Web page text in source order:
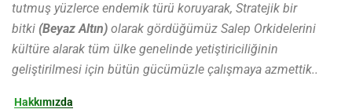
tutmuş yüzlerce endemik türü koruyarak, Stratejik bir
bitki (Beyaz Altın) olarak gördüğümüz Salep Orkidelerini
kültüre alarak tüm ülke genelinde yetiştiriciliğinin
geliştirilmesi için bütün gücümüzle çalışmaya azmettik..
Hakkımızda